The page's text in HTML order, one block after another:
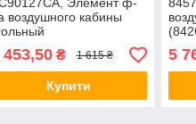
Элемент ф-
воздушного кабины
82034665/82022328),
Puma210
453,50₴ 1 615 ₴
Купити
5